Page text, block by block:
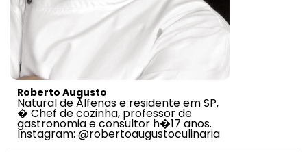
Roberto Augusto
Natural de Alfenas e residente em SP,
� Chef de cozinha, professor de
gastronomia e consultor h�17 anos.
Instagram: @robertoaugustoculinaria